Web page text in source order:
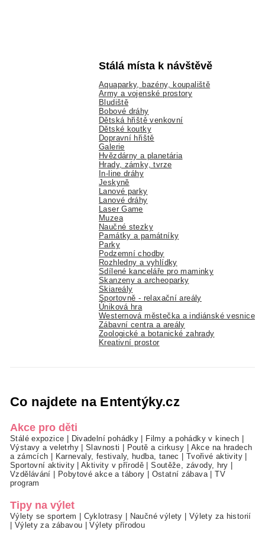
Stálá místa k návštěvě
Aquaparky, bazény, koupaliště
Army a vojenské prostory
Bludiště
Bobové dráhy
Dětská hřiště venkovní
Dětské koutky
Dopravní hřiště
Galerie
Hvězdárny a planetária
Hrady, zámky, tvrze
In-line dráhy
Jeskyně
Lanové parky
Lanové dráhy
Laser Game
Muzea
Naučné stezky
Památky a památníky
Parky
Podzemní chodby
Rozhledny a vyhlídky
Sdílené kanceláře pro maminky
Skanzeny a archeoparky
Skiareály
Sportovně - relaxační areály
Úniková hra
Westernová městečka a indiánské vesnice
Zábavní centra a areály
Zoologické a botanické zahrady
Kreativní prostor
Co najdete na Ententýky.cz
Akce pro děti
Stálé expozice Divadelní pohádky Filmy a pohádky v kinech
Výstavy a veletrhy|Slavnosti Poutě a cirkusy
Akce na hradech
a zámcích
Karnevaly, festivaly, hudba, tanec Tvořivé aktivity
Sportovní aktivity|Aktivity v přírodě |Soutěže, závody, hry
Vzdělávání
Pobytové akce a tábory Ostatní zábava|TV
program
Tipy na výlet
Výlety se sportem Cyklotrasy Naučné výlety
Výlety za historií
Výlety za zábavou |Výlety přírodou